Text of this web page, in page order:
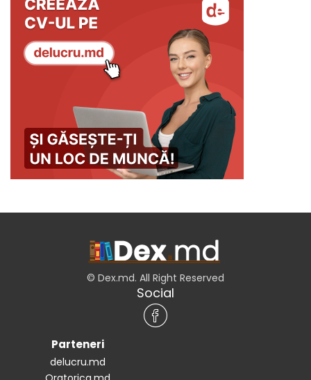
© Dex.md. All Right Reserved
Social
Parteneri
delucru.md